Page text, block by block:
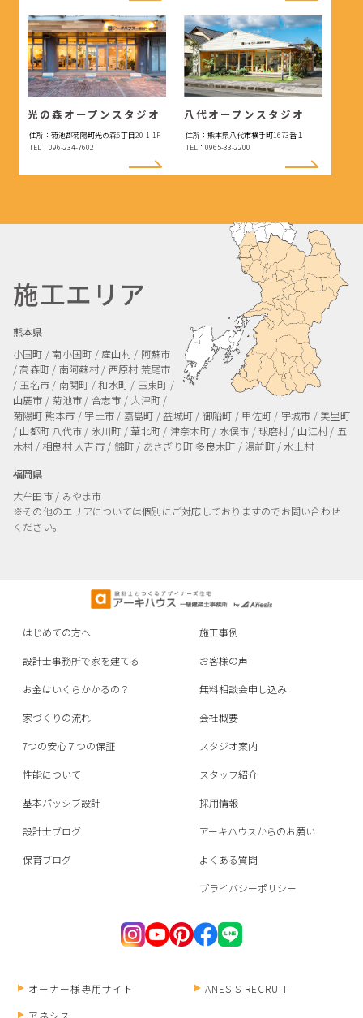
光の森オープンスタジオ
住所：菊池郡菊陽町光の森6丁目20-1-1F
TEL：096-234-7602
八代オープンスタジオ
住所：熊本県八代市横手町1673番１
TEL：0965-33-2200
施工エリア
熊本県
小国町 / 南小国町 / 産山村 / 阿蘇市
/ 高森町 / 南阿蘇村 / 西原村 荒尾市
/ 玉名市 / 南関町 / 和水町 / 玉東町 /
山鹿市 / 菊池市 / 合志市 / 大津町 /
菊陽町 熊本市 / 宇土市 / 嘉島町 / 益城町 / 御船町 / 甲佐町 / 宇城市 / 美里町
/ 山都町 八代市 / 氷川町 / 葦北町 / 津奈木町 / 水俣市 / 球磨村 / 山江村 / 五
木村 / 相良村人吉市 / 錦町 / あさぎり町 多良木町 / 湯前町 / 水上村
福岡県
大牟田市 / みやま市
※その他のエリアについては個別にご対応しておりますのでお問い合わせ
ください。
はじめての方へ
設計士事務所で家を建てる
お金はいくらかかるの？
家づくりの流れ
7つの安心７つの保証
性能について
基本パッシブ設計
設計士ブログ
保育ブログ
施工事例
お客様の声
無料相談会申し込み
会社概要
スタジオ案内
スタッフ紹介
採用情報
アーキハウスからのお願い
よくある質問
プライバシーポリシー
オーナー様専用サイト
ANESIS RECRUIT